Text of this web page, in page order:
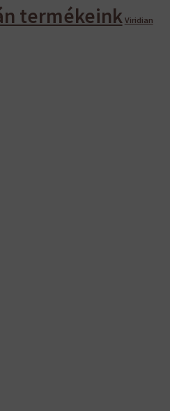
termékeink Viridian